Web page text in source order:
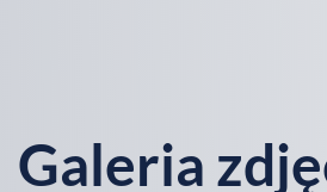
Galeria